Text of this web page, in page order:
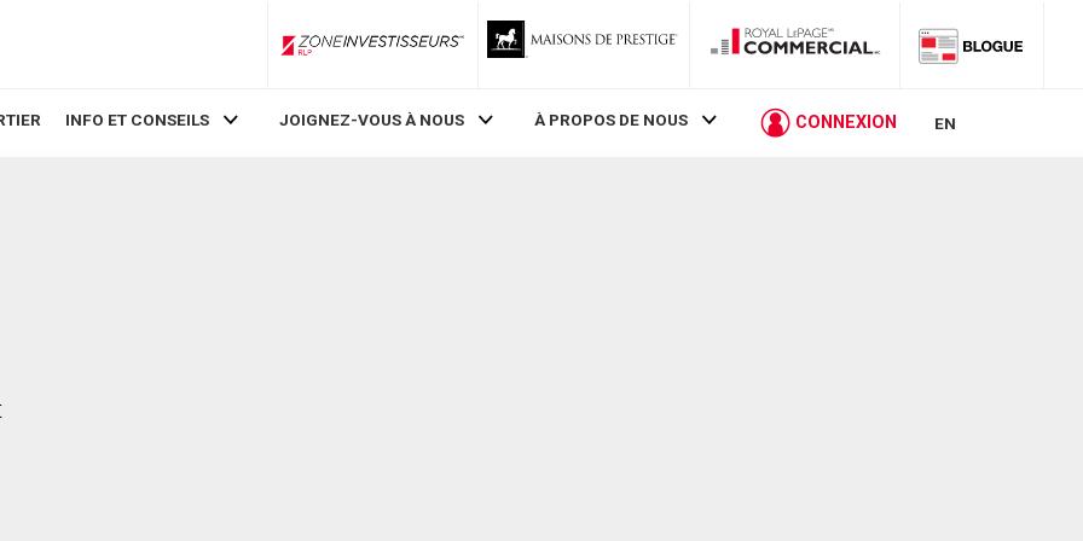
ZoneInvestisseurs RLP
INFO ET CONSEILS JOIGNEZ-VOUS À NOUS À PROPOS DE NOUS CONNEXION EN